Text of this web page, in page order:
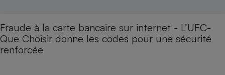
Fraude à la carte bancaire sur internet - L’UFC-
Que Choisir donne les codes pour une sécurité
renforcée